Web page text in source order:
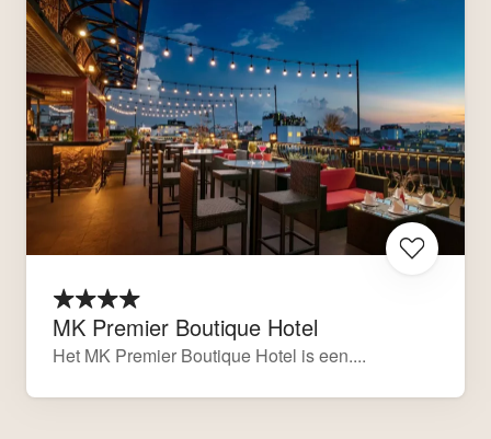
MK Premier Boutique Hotel
Het MK Premier Boutique Hotel is een....